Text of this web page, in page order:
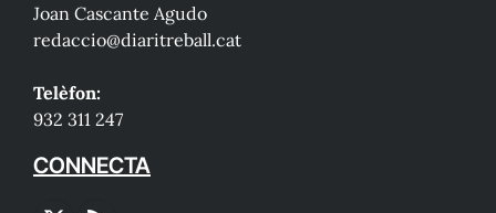
Joan Cascante Agudo
redaccio@diaritreball.cat
Telèfon:
932 311 247
CONNECTA